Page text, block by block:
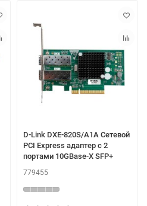
D-Link DXE-820S/A1A Сетевой
PCI Express адаптер с 2
портами 10GBase-X SFP+
779455